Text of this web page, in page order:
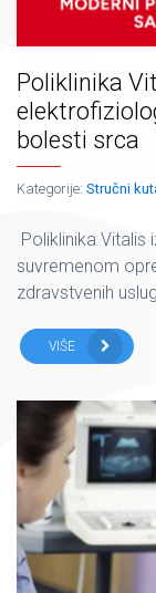
Poliklinika
bolesti srca
Kategorije: Stručni
Poliklinika Vitalis
suvremenom
zdravstvenih
VIŠE